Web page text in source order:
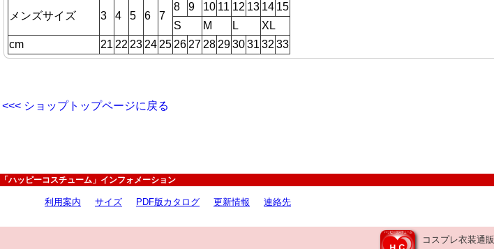
メンズサイズ 3 4 5 6 7
8 9 10 11 12 13 14 15
S
M L
XL
cm
21 22 23 24 25 26 27 28 293031 32 33
<<< ショップトップページに戻る
「ハッピーコスチューム」インフォメーション
利用案内 サイズ PDF版カタログ 更新情報 連絡先
コスプレ衣装通販